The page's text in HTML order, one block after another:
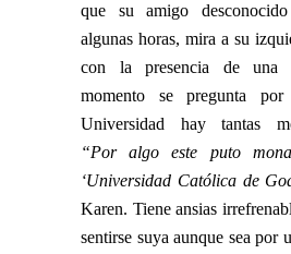
que su amigo
algunas horas, mira a su
con la presencia de una
momento se pregunta
Universidad hay tantas
“Por algo este puto
‘Universidad Católica de
Karen. Tiene ansias
sentirse suya aunque sea por